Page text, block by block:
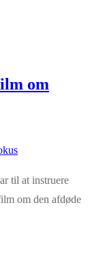
om
til at instruere
om den afdøde